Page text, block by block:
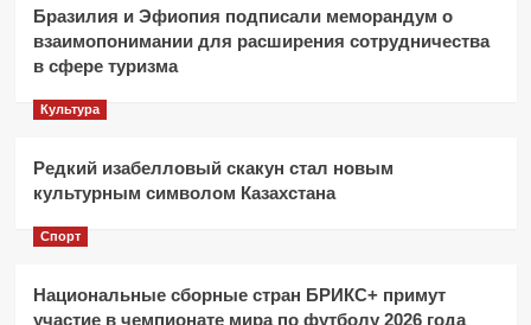
Бразилия и Эфиопия подписали меморандум о
взаимопонимании для расширения сотрудничества
в сфере туризма
Культура
Редкий изабелловый скакун стал новым
культурным символом Казахстана
Спорт
Национальные сборные стран БРИКС+ примут
участие в чемпионате мира по футболу 2026 года